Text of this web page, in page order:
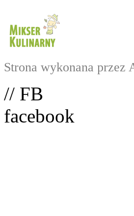
Strona wykonana przez
// FB
facebook